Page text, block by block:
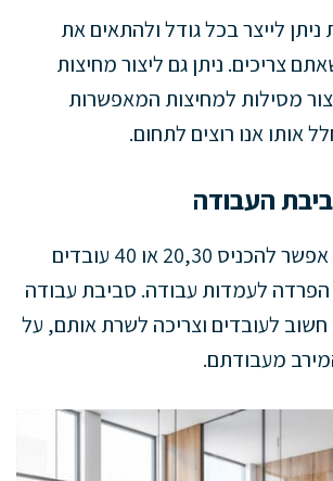
לייצר בכל גודל ולהתאים את
צריכים. ניתן גם ליצור מחיצות
מסילות למחיצות המאפשרות
אותו אנו רוצים לתחום.
העבודה
בסופו של דבר אי אפשר להכניס 20,30 או 40 עובדים
לעמדות עבודה. סביבת עבודה
לעובדים וצריכה לשרת אותם, על
מעבודתם.